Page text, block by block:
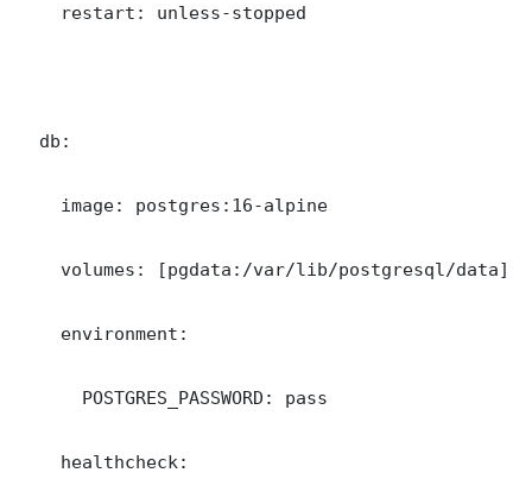
    restart: unless-stopped
  db:
    image: postgres:16-alpine
    volumes: [pgdata:/var/lib/postgresql/data]
    environment:
      POSTGRES_PASSWORD: pass
    healthcheck: